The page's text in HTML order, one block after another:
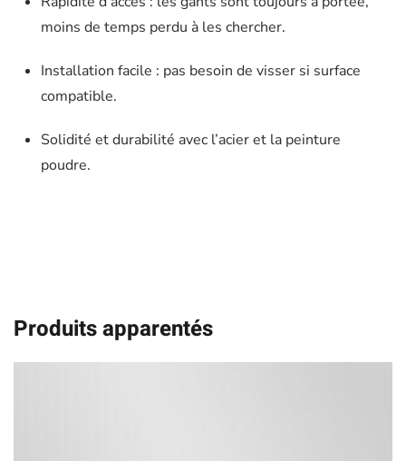
moins de temps perdu à les chercher.
Installation facile : pas besoin de visser si surface
compatible.
Solidité et durabilité avec l’acier et la peinture
poudre.
Produits apparentés